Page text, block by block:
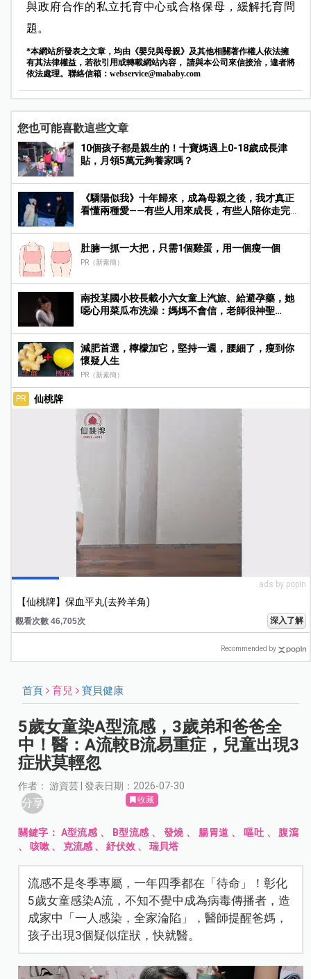
與政府合作的私立托育中心或合格保母，緩解托育問
題。
*本網站所發表之文章，均由《嬰兒與母親》及其他相關著作權人依法擁
有其法律權益，若欲引用或轉載網站內容， 請與本公司來信接洽，違者將
依法處理。聯絡信箱： webservice@mababy.com
您也可能喜歡這些文章
10個孩子都是親生的！十寶媽遇上0-18歲成長津
貼，月領5萬元夠養家嗎？
《驕陽似我》十年歸來，成為母親之後，我才真正
看懂兩種愛——有些人用來成長，有些人陪你走完人
肚腩一抓一大把，只需1個雞蛋，用一個瘦一個
PR（新素簡）
南投某國小校長載小六女童上汽旅、給避孕藥，她
噁心用菜瓜布洗澡：媽媽不會信，老師很神聖…
減肥首選，檸檬加它，堅持一週，腰細了，瘦到你
懷疑人生
PR（新素簡）
PR 仙桃牌
ads by popIn
【仙桃牌】保血平丸(去羚羊角)
觀看次數 46,705次 深入了解
Recommended by
首頁 育兒 寶貝健康
5歲女童染A型流感，3歲弟和爸爸全
中！醫：A流較B流易重症，兒童出現3
症狀莫輕忽
作者： 游資芸 | 發表日期：2026-07-30
分享 收藏
關鍵字： A型流感 、 B型流感 、 發燒 、 腸胃道 、嘔吐 、 腹瀉
、咳嗽 、克流感 、紓伏效 、瑞貝塔
流感不是冬季專屬，一年四季都在「待命」！彰化
5歲女童感染A流，不知不覺中成為病毒傳播者，造
成家中「一人感染，全家淪陷」，醫師提醒爸媽，
孩子出現3個疑似症狀，快就醫。